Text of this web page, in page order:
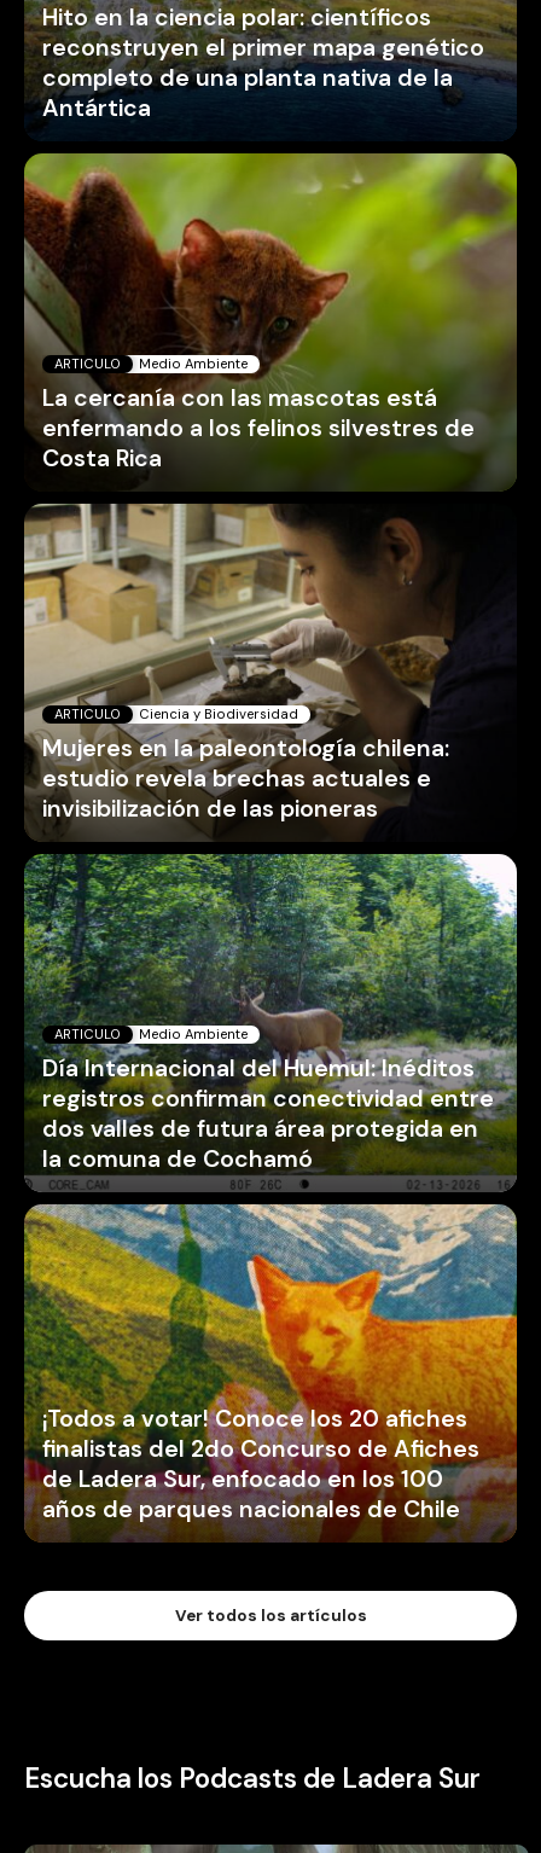
Hito en la ciencia polar: científicos
reconstruyen el primer mapa genético
completo de una planta nativa de la
Antártica
ARTICULO Medio Ambiente
La cercanía con las mascotas está
enfermando a los felinos silvestres de
Costa Rica
ARTICULO Ciencia y Biodiversidad
Mujeres en la paleontología chilena:
estudio revela brechas actuales e
invisibilización de las pioneras
ARTICULO Medio Ambiente
Día Internacional del Huemul: Inéditos
registros confirman conectividad entre
dos valles de futura área protegida en
la comuna de Cochamó
¡Todos a votar! Conoce los 20 afiches
finalistas del 2do Concurso de Afiches
de Ladera Sur, enfocado en los 100
años de parques nacionales de Chile
Ver todos los artículos
Escucha los Podcasts de Ladera Sur